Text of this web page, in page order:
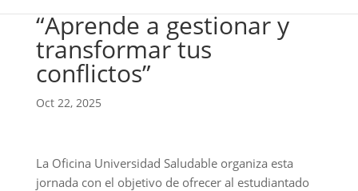
“Aprende a gestionar y
transformar tus
conflictos”
Oct 22, 2025
La Oficina Universidad Saludable organiza esta
jornada con el objetivo de ofrecer al estudiantado